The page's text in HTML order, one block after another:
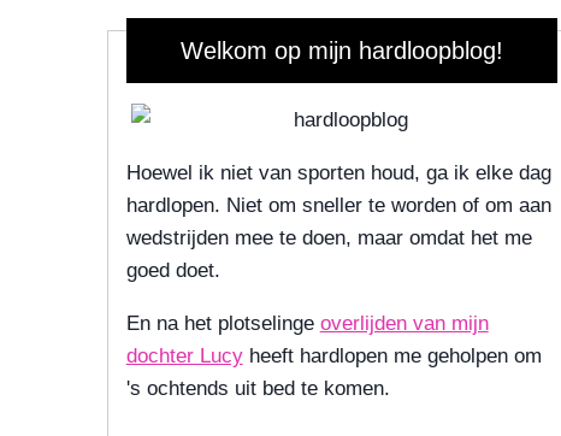
Welkom op mijn hardloopblog!
Hoewel ik niet van sporten houd, ga ik elke dag
hardlopen. Niet om sneller te worden of om aan
wedstrijden mee te doen, maar omdat het me
goed doet.
En na het plotselinge overlijden van mijn
dochter Lucyheeft hardlopen me geholpen om
's ochtends uit bed te komen.